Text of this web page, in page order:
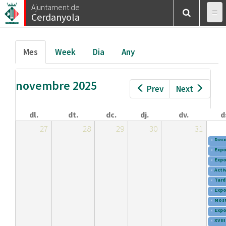
Vés
al
Ajuntament de
Cerdanyola
Esteu
aquí
Inici Calendar/Mes
Pestanyes
primàries
Mes (pestanya
activa)
Week Dia Any
Prev Next
novembre 2025
dl. dt. dc. dj. dv.
27 28 29 30 31
«
«
«
«
«
«
«
«
«